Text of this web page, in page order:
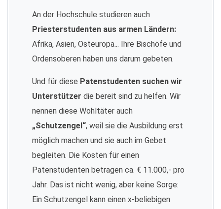
An der Hochschule studieren auch
Priesterstudenten aus armen Ländern:
Afrika, Asien, Osteuropa... Ihre Bischöfe und
Ordensoberen haben uns darum gebeten.
Und für diese Patenstudenten suchen wir
Unterstützer die bereit sind zu helfen. Wir
nennen diese Wohltäter auch
„Schutzengel“, weil sie die Ausbildung erst
möglich machen und sie auch im Gebet
begleiten. Die Kosten für einen
Patenstudenten betragen ca. € 11.000,- pro
Jahr. Das ist nicht wenig, aber keine Sorge:
Ein Schutzengel kann einen x-beliebigen